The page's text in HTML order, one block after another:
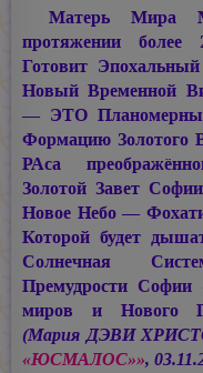
Матерь Мира
протяжении
Готовит
Новый Временной
— ЭТО
Формацию Золотого
РАса
Золотой Завет
Новое Небо —
Которой будет
Солнечная
Премудрости
миров и Нового
(Мария ДЭВИ
«ЮСМАЛОС»»,